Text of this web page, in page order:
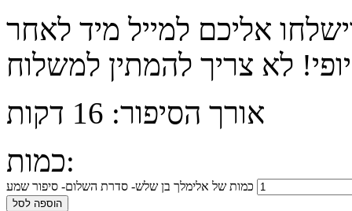
אליכם למייל מיד לאחר
אורך הסיפור: 16 דקות
כמות:
כמות של אלימלך בן שלש- סדרת השלום- סיפור שמע
הוספה לסל